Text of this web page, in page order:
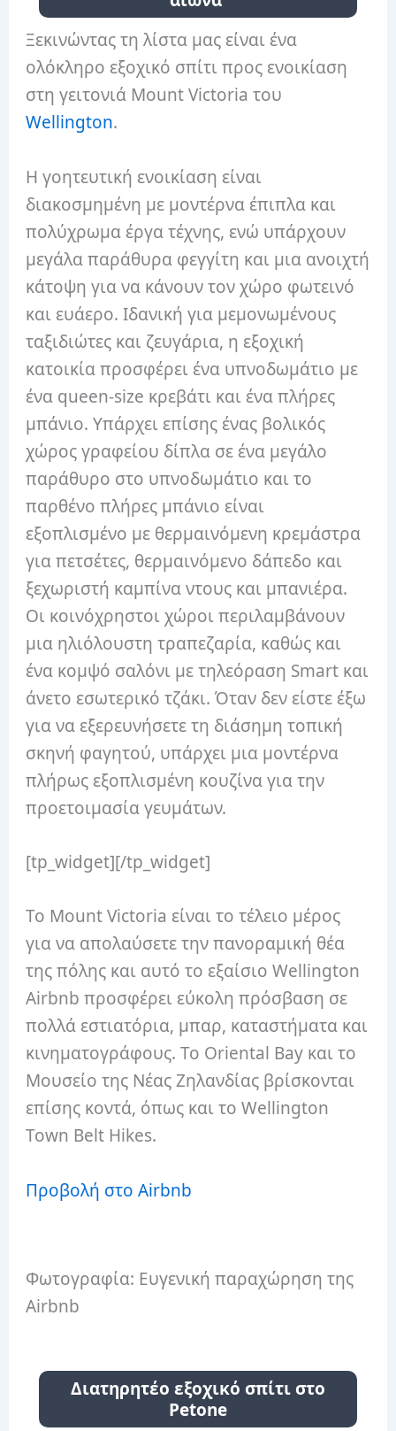
Ξεκινώντας τη λίστα μας είναι ένα
ολόκληρο εξοχικό σπίτι προς ενοικίαση
στη γειτονιά Mount Victoria του
Wellington.
Η γοητευτική ενοικίαση είναι
διακοσμημένη με μοντέρνα έπιπλα και
πολύχρωμα έργα τέχνης, ενώ υπάρχουν
μεγάλα παράθυρα φεγγίτη και μια ανοιχτή
κάτοψη για να κάνουν τον χώρο φωτεινό
και ευάερο.Ιδανική για μεμονωμένους
ταξιδιώτες και ζευγάρια, η εξοχική
κατοικία προσφέρει ένα υπνοδωμάτιο με
ένα queen-size κρεβάτι και ένα πλήρες
μπάνιο.Υπάρχει επίσης ένας βολικός
χώρος γραφείου δίπλα σε ένα μεγάλο
παράθυρο στο υπνοδωμάτιο και το
παρθένο πλήρες μπάνιο είναι
εξοπλισμένο με θερμαινόμενη κρεμάστρα
για πετσέτες, θερμαινόμενο δάπεδο και
ξεχωριστή καμπίνα ντους και μπανιέρα.
Οι κοινόχρηστοι χώροι περιλαμβάνουν
μια ηλιόλουστη τραπεζαρία, καθώς και
ένα κομψό σαλόνι με τηλεόραση Smart και
άνετο εσωτερικό τζάκι.Όταν δεν είστε έξω
για να εξερευνήσετε τη διάσημη τοπική
σκηνή φαγητού, υπάρχει μια μοντέρνα
πλήρως εξοπλισμένη κουζίνα για την
προετοιμασία γευμάτων.
[tp_widget][/tp_widget]
Το Mount Victoria είναι το τέλειο μέρος
για να απολαύσετε την πανοραμική θέα
της πόλης και αυτό το εξαίσιο Wellington
Airbnb προσφέρει εύκολη πρόσβαση σε
πολλά εστιατόρια, μπαρ, καταστήματα και
κινηματογράφους.Το Oriental Bay και το
Μουσείο της Νέας Ζηλανδίας βρίσκονται
επίσης κοντά, όπως και το Wellington
Town Belt Hikes.
Προβολή στο Airbnb
Φωτογραφία: Ευγενική παραχώρηση της
Airbnb
Διατηρητέο ​​εξοχικό σπίτι στο
Petone